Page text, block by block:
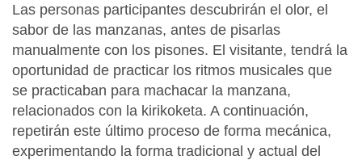
Las personas participantes descubrirán el olor, el
sabor de las manzanas, antes de pisarlas
manualmente con los pisones. El visitante, tendrá la
oportunidad de practicar los ritmos musicales que
se practicaban para machacar la manzana,
relacionados con la kirikoketa. A continuación,
repetirán este último proceso de forma mecánica,
experimentando la forma tradicional y actual del